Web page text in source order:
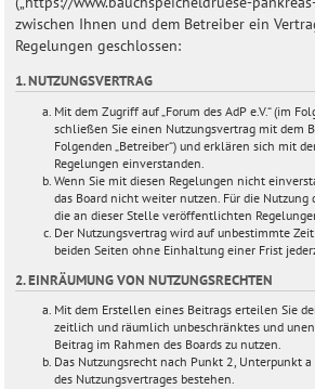
zwischen Ihnen und dem Betreiber ein
Regelungen geschlossen:
1. NUTZUNGSVERTRAG
Mit dem Zugriff auf „Forum des AdP e.V.“ (im
schließen Sie einen Nutzungsvertrag mit dem
Folgenden „Betreiber“) und erklären sich mit
Regelungen einverstanden.
Wenn Sie mit diesen Regelungen nicht
das Board nicht weiter nutzen. Für die Nutzung
die an dieser Stelle veröffentlichten
Der Nutzungsvertrag wird auf unbestimmte
beiden Seiten ohne Einhaltung einer Frist
2. EINRÄUMUNG VON NUTZUNGSRECHTEN
Mit dem Erstellen eines Beitrags erteilen Sie
zeitlich und räumlich unbeschränktes und
Beitrag im Rahmen des Boards zu nutzen.
Das Nutzungsrecht nach Punkt 2, Unterpunkt
des Nutzungsvertrages bestehen.